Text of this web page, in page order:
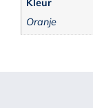
Kleur
Oranje